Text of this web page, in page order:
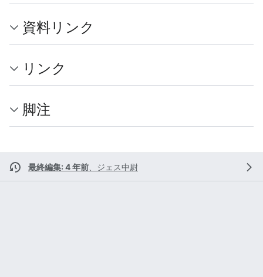
資料リンク
リンク
脚注
最終編集: 4 年前 ジェス中尉